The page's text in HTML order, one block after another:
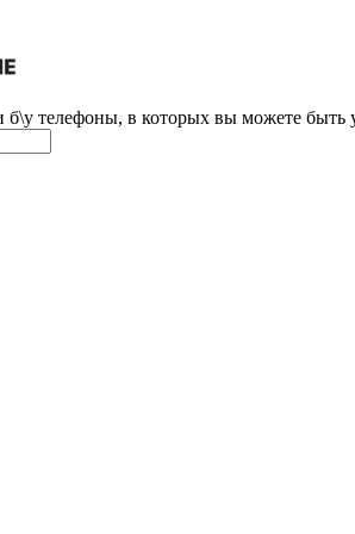
телефоны, в которых вы можете быть